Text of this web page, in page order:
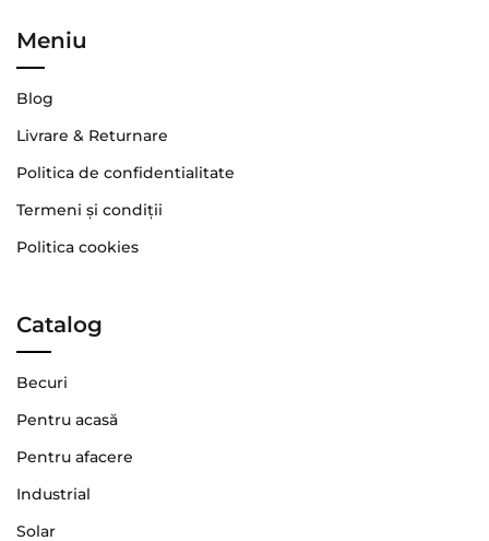
Meniu
Blog
Livrare & Returnare
Politica de confidentialitate
Termeni şi condiţii
Politica cookies
Catalog
Becuri
Pentru acasă
Pentru afacere
Industrial
Solar